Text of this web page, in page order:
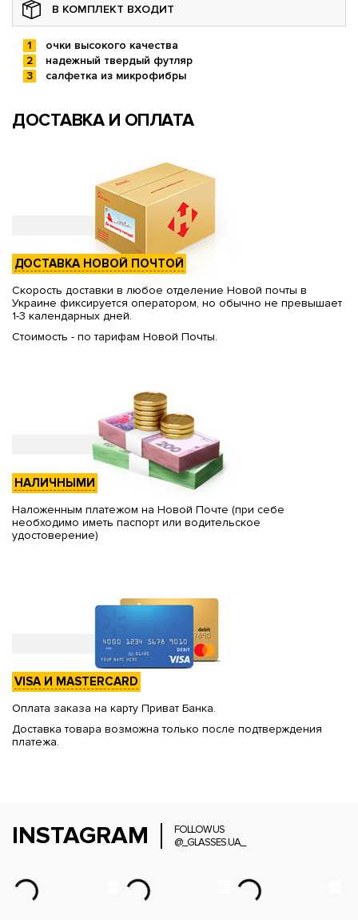
В КОМПЛЕКТ ВХОДИТ
очки высокого качества
надежный твердый футляр
салфетка из микрофибры
ДОСТАВКА И ОПЛАТА
ДОСТАВКА НОВОЙ ПОЧТОЙ
Скорость доставки в любое отделение Новой почты в
Украине фиксируется оператором, но обычно не превышает
1-3 календарных дней.
Стоимость - по тарифам Новой Почты.
НАЛИЧНЫМИ
Наложенным платежом на Новой Почте (при себе
необходимо иметь паспорт или водительское
удостоверение)
VISA И MASTERCARD
Оплата заказа на карту Приват Банка.
Доставка товара возможна только после подтверждения
платежа.
INSTAGRAM
FOLLOW US
@_GLASSES.UA_